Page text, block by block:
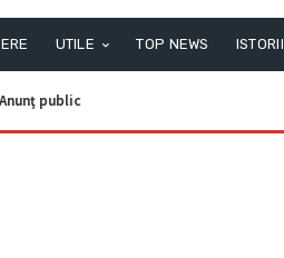
UTILE TOP NEWS ISTORII
public